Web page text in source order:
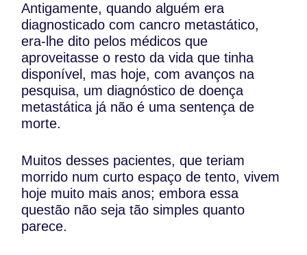
Antigamente, quando alguém era
diagnosticado com cancro metastático,
era-lhe dito pelos médicos que
aproveitasse o resto da vida que tinha
disponível, mas hoje, com avanços na
pesquisa, um diagnóstico de doença
metastática já não é uma sentença de
morte.
Muitos desses pacientes, que teriam
morrido num curto espaço de tento, vivem
hoje muito mais anos; embora essa
questão não seja tão simples quanto
parece.